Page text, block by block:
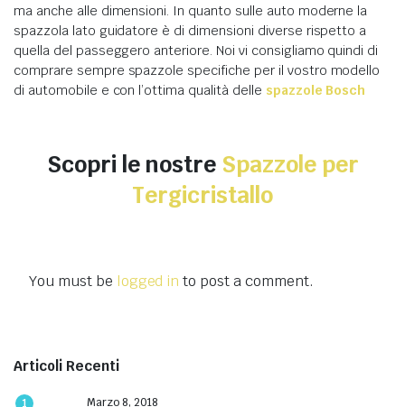
ma anche alle dimensioni. In quanto sulle auto moderne la
spazzola lato guidatore è di dimensioni diverse rispetto a
quella del passeggero anteriore. Noi vi consigliamo quindi di
comprare sempre spazzole specifiche per il vostro modello
di automobile e con l’ottima qualità delle spazzole Bosch
Scopri le nostre Spazzole per
Tergicristallo
You must be logged in to post a comment.
Articoli Recenti
1 Marzo 8, 2018